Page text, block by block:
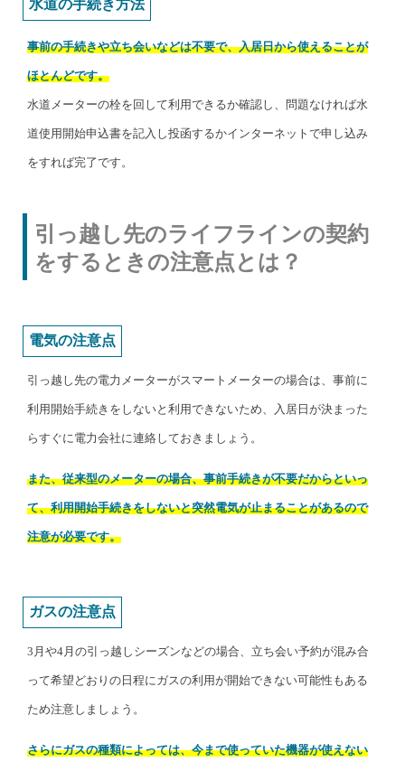
水道の手続き方法
事前の手続きや立ち会いなどは不要で、入居日から使えることが
ほとんどです。
水道メーターの栓を回して利用できるか確認し、問題なければ水
道使用開始申込書を記入し投函するかインターネットで申し込み
をすれば完了です。
引っ越し先のライフラインの契約
をするときの注意点とは？
電気の注意点
引っ越し先の電力メーターがスマートメーターの場合は、事前に
利用開始手続きをしないと利用できないため、入居日が決まった
らすぐに電力会社に連絡しておきましょう。
また、従来型のメーターの場合、事前手続きが不要だからといっ
て、利用開始手続きをしないと突然電気が止まることがあるので
注意が必要です。
ガスの注意点
3月や4月の引っ越しシーズンなどの場合、立ち会い予約が混み合
って希望どおりの日程にガスの利用が開始できない可能性もある
ため注意しましょう。
さらにガスの種類によっては、今まで使っていた機器が使えない